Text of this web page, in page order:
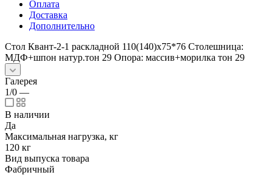
Оплата
Доставка
Дополнительно
Стол Квант-2-1 раскладной 110(140)х75*76 Столешница:
МДФ+шпон натур.тон 29 Опора: массив+морилка тон 29
Галерея
1/0 —
В наличии
Да
Максимальная нагрузка, кг
120 кг
Вид выпуска товара
Фабричный